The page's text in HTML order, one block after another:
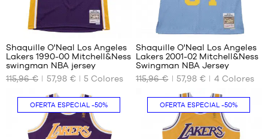
TAMAÑOS
DISPONIBLES
Shaquille O'Neal Los Angeles
Lakers 1990-00 Mitchell&Ness
swingman NBA jersey
115,96 €
57,98 € 5 Colores
TAMAÑOS
DISPONIBLES
Shaquille O'Neal Los Angeles
Lakers 2001-02 Mitchell&Ness
Swingman NBA Jersey
115,96 €
57,98 € 4Colores
OFERTA ESPECIAL -50% OFERTA ESPECIAL -50%